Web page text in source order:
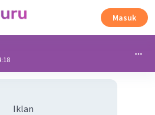
Masuk
Iklan